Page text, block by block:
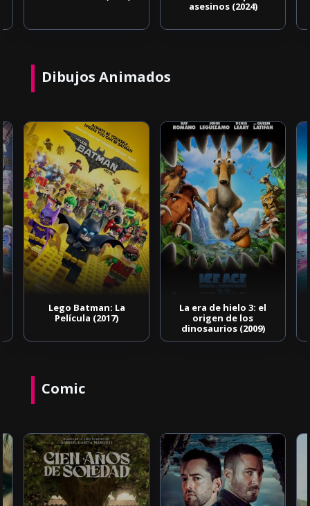
asesinos (2024)
Dibujos Animados
Lego Batman: La
Película (2017)
La era de hielo 3: el
origen de los
dinosaurios (2009)
Comic